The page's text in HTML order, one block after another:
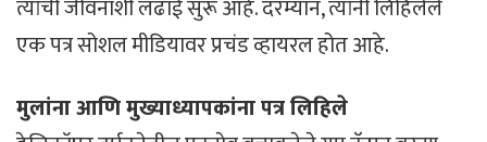
त्यांची जीवनाशी लढाई सुरू आहे. दरम्यान, त्यांनी लिहिलेले
एक पत्र सोशल मीडियावर प्रचंड व्हायरल होत आहे.
मुलांना आणि मुख्याध्यापकांना पत्र लिहिले